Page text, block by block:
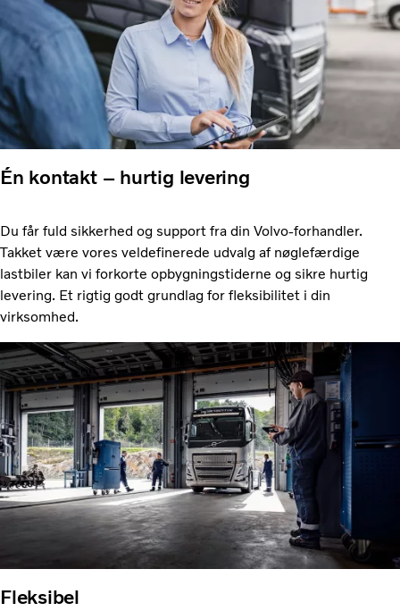
Én kontakt – hurtig levering
Du får fuld sikkerhed og support fra din Volvo-forhandler.
Takket være vores veldefinerede udvalg af nøglefærdige
lastbiler kan vi forkorte opbygningstiderne og sikre hurtig
levering. Et rigtig godt grundlag for fleksibilitet i din
virksomhed.
Fleksibel